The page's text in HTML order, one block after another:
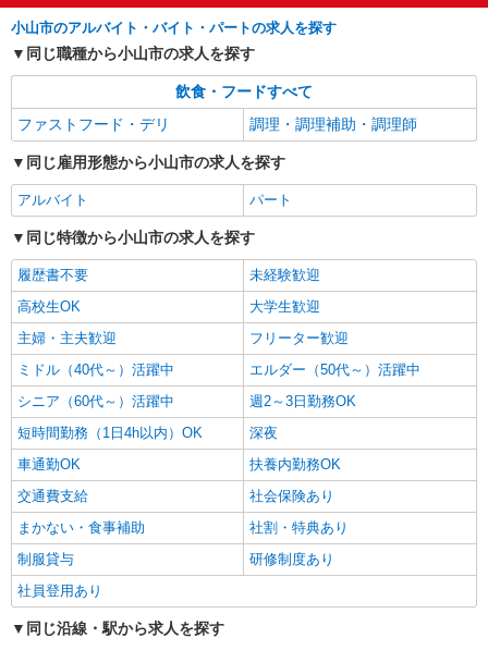
小山市のアルバイト・バイト・パートの求人を探す
同じ職種から小山市の求人を探す
飲食・フードすべて
ファストフード・デリ
調理・調理補助・調理師
同じ雇用形態から小山市の求人を探す
アルバイト パート
同じ特徴から小山市の求人を探す
履歴書不要
未経験歓迎
高校生OK
大学生歓迎
主婦・主夫歓迎
フリーター歓迎
ミドル（40代～）活躍中
エルダー（50代～）活躍中
シニア（60代～）活躍中
週2～3日勤務OK
短時間勤務（1日4h以内）OK
深夜
車通勤OK
扶養内勤務OK
交通費支給
社会保険あり
まかない・食事補助
社割・特典あり
制服貸与
研修制度あり
社員登用あり
同じ沿線・駅から求人を探す